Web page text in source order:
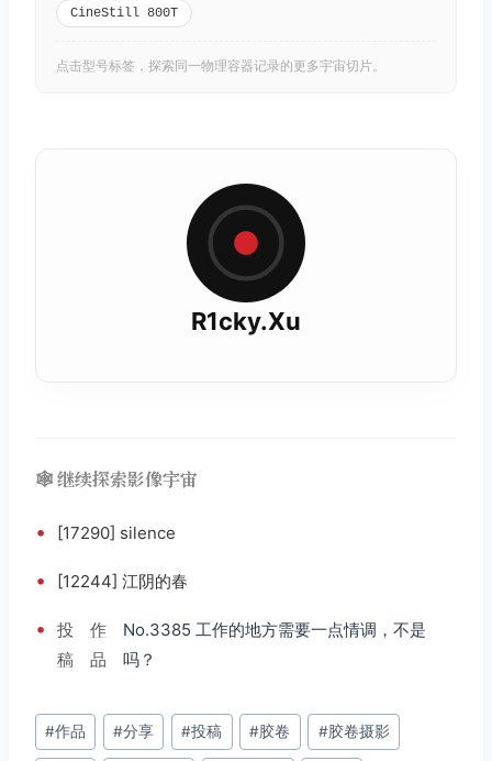
CineStill 800T
点击型号标签，探索同一物理容器记录的更多宇宙切片。
R1cky.Xu
🕸️ 继续探索影像宇宙
• [17290] silence
• [12244] 江阴的春
•
投
稿
作
品
No.3385 工作的地方需要一点情调，不是
吗？
文
章
#作品 #分享 #投稿 #胶卷 #胶卷摄影